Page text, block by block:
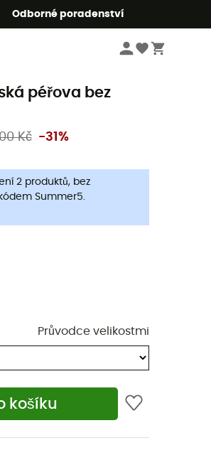
Odborné poradenství
Pánské vesty bez
péřova bez
Kč -31%
2 produktů, bez
Summer5.
Průvodce velikostmi
košíku